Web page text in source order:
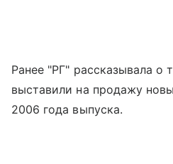
Ранее "РГ" рассказывала о
выставили на продажу
2006 года выпуска.